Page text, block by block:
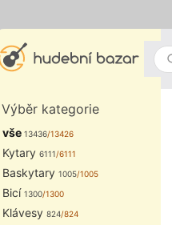
Výběr kategorie
vše 13436/13426
Kytary 6111/6111
Baskytary 1005/1005
Bicí 1300/1300
Klávesy 824/824